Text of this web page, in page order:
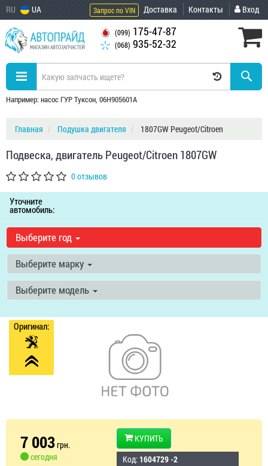
RU UA Запрос по VIN Доставка Контакты Вход
(099) 175-47-87
(068) 935-52-32
Например: насос ГУР Туксон, 06H905601A
Главная Подушка двигателя 1807GW Peugeot/Citroen
Подвеска, двигатель Peugeot/Citroen 1807GW
0 отзывов
Уточните
автомобиль:
Выберите год
Выберите марку
Выберите модель
Оригинал:
7 003грн.
сегодня
КУПИТЬ
Код: 1604729 -2